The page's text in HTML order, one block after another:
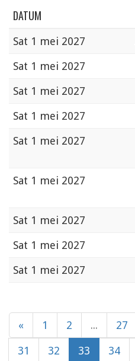
DATUM
Sat 1 mei 2027
Sat 1 mei 2027
Sat 1 mei 2027
Sat 1 mei 2027
Sat 1 mei 2027
Sat 1 mei 2027
Sat 1 mei 2027
Sat 1 mei 2027
Sat 1 mei 2027
« 1 2 ... 27
31 32 33 34